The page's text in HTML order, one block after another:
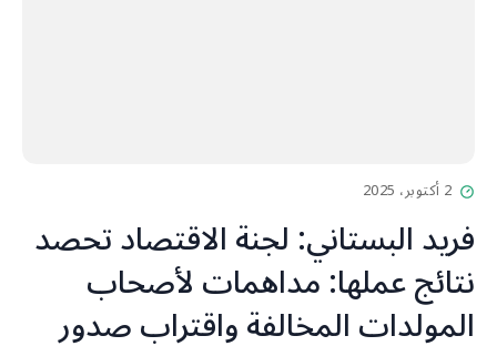
2 أكتوبر، 2025
فريد البستاني: لجنة الاقتصاد تحصد
نتائج عملها: مداهمات لأصحاب
المولدات المخالفة واقتراب صدور